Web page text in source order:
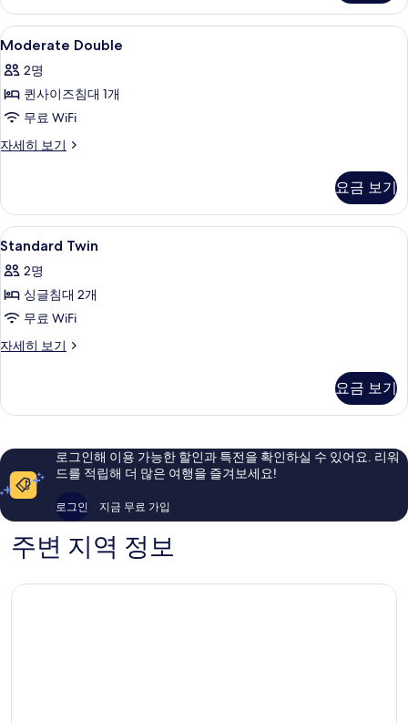
히
보
기
Moderate
Double
사
진
모
두
오리/거위털 이불, 무료 WiFi, 침대 시트
5
Moderate Double
2명
퀸사이즈침대 1개
무료 WiFi
자세히 보기
Moderate
히
보
기
요금 보기
Standard
Twin
사
진
모
두
오리/거위털 이불, 무료 WiFi, 침대 시트
4
Standard Twin
2명
싱글침대 2개
무료 WiFi
자세히 보기
Standard
히
요금 보기
로그인해 이용 가능한 할인과 특전을 확인하실 수 있어요. 리워
드를 적립해 더 많은 여행을 즐겨보세요!
로그인 지금 무료 가입
주변 지역 정보